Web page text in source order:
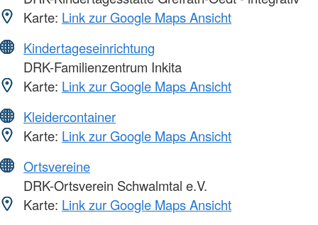
Karte: Link zur Google Maps Ansicht
Kindertageseinrichtung
DRK-Familienzentrum Inkita
Karte: Link zur Google Maps Ansicht
Kleidercontainer
Karte: Link zur Google Maps Ansicht
Ortsvereine
DRK-Ortsverein Schwalmtal e.V.
Karte: Link zur Google Maps Ansicht